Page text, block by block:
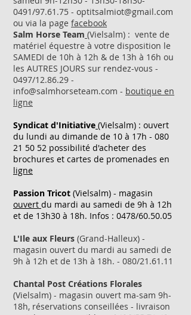
0491/97.61.75 - optitsalmiot@gmail.com
ou via la page facebook
Salm Horse Team (Vielsalm) : vente de
matériel équestre à votre disposition le
SAMEDI de 10h à 12h & de 13h à 16h ou
les AUTRES JOURS sur rendez-vous -
0497/12.86.29 -
info@salmhorseteam.com - boutique en
ligne
Syndicat d'Initiative (Vielsalm) : ouvert
du lundi au dimande de 10 à 17h - 080
21 50 52 possibilité d'acheter des
brochures et cartes de promenades en
ligne
Passion Tricot (Vielsalm) - magasin
ouvert du mardi au samedi de 9h à 12h
et de 13h30 à 18h. Infos : 0478/60.50.05
L'Ile aux Fleurs (Grand-Halleux) -
magasin ouvert du mardi au samedi de
9h à 12h et de 13h à 18h. - 080/21.61.11
Chantal Post Créations Florales
(Vielsalm) - magasin ouvert ma-sam 9h-
18h, réservations conseillées - livraison